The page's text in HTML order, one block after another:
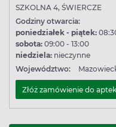
SZKOLNA 4, ŚWIERCZE
Godziny otwarcia:
poniedziałek - piątek:
sobota: 09:00 - 13:00
niedziela: nieczynne
Województwo:
Złóż zamówienie do